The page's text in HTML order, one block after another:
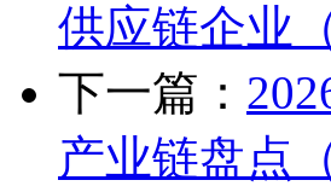
供应链企业
下一篇：
产业链盘点